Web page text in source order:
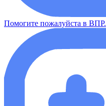
Помогите пожалуйста в ВПР.